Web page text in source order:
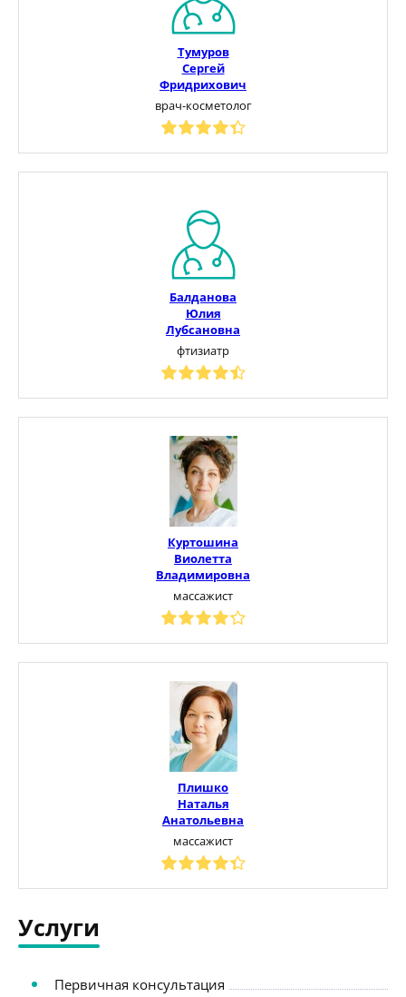
Тумуров
Сергей
Фридрихович
врач-косметолог
Балданова
Юлия
Лубсановна
фтизиатр
Куртошина
Виолетта
Владимировна
массажист
Плишко
Наталья
Анатольевна
массажист
Услуги
Первичная консультация